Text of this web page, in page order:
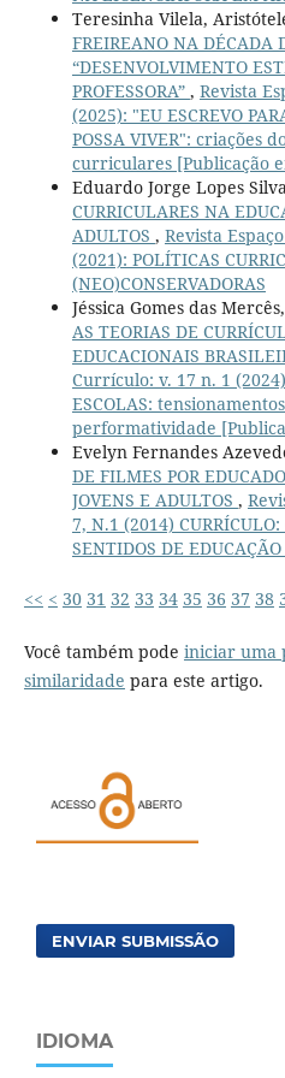
Teresinha Vilela,
FREIREANO NA DÉCADA
“DESENVOLVIMENTO
PROFESSORA” , Revista
(2025): "EU ESCREVO
POSSA VIVER": criações
curriculares [Publicação
Eduardo Jorge Lopes
CURRICULARES NA
ADULTOS , Revista
(2021): POLÍTICAS
(NEO)CONSERVADORAS
Jéssica Gomes das
AS TEORIAS DE
EDUCACIONAIS
Currículo: v. 17 n. 1
ESCOLAS:
performatividade
Evelyn Fernandes
DE FILMES POR
JOVENS E ADULTOS ,
7, N.1 (2014)
SENTIDOS DE
<< < 30 31 32 33 34 35 36 37 38
Você também pode iniciar uma
similaridade para este artigo.
ENVIAR SUBMISSÃO
IDIOMA